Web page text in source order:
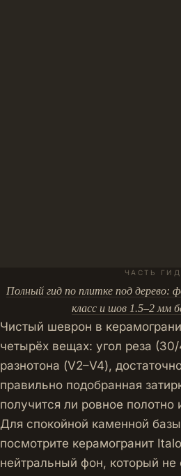
ЧАСТЬ
Полный гид по плитке под дерево:
класс и шов 1.5–2 мм
Чистый шеврон в
четырёх вещах: угол реза
разнотона (V2–V4),
правильно подобранная
получится ли ровное полотно
Для спокойной каменной
посмотрите керамогранит
нейтральный фон, который